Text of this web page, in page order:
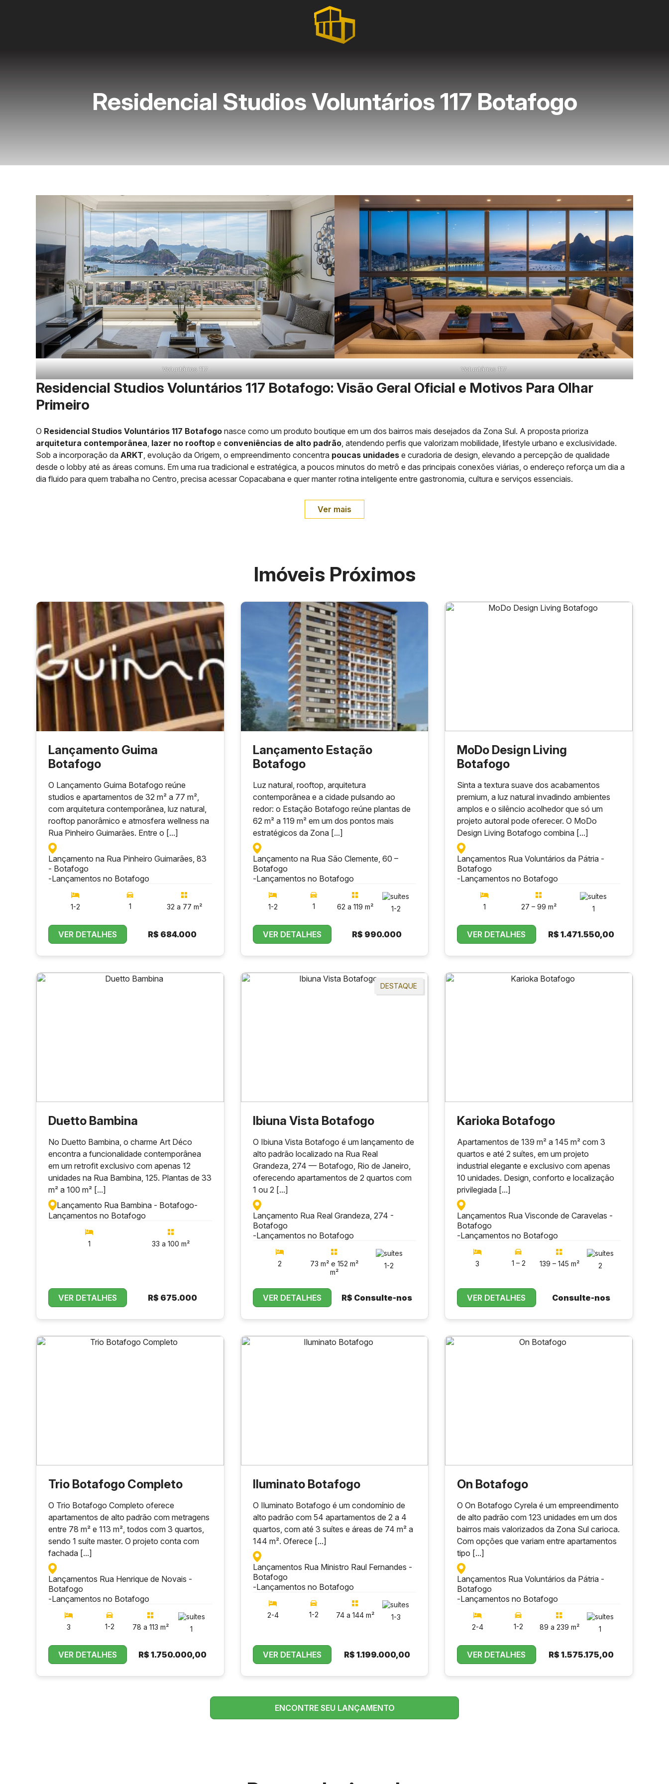
Residencial Studios Voluntários 117 Botafogo
Voluntários 117 Voluntários 117
Residencial Studios Voluntários 117 Botafogo: Visão Geral Oficial e Motivos Para Olhar
Primeiro
O Residencial Studios Voluntários 117 Botafogo nasce como um produto boutique em um dos bairros mais desejados da Zona Sul. A proposta prioriza
arquitetura contemporânea lazer no rooftop e conveniências de alto padrão , atendendo perfis que valorizam mobilidade, lifestyle urbano e exclusividade.
Sob a incorporação da ARKT , evolução da Origem, o empreendimento concentra poucas unidades e curadoria de design, elevando a percepção de qualidade
desde o lobby até as áreas comuns. Em uma rua tradicional e estratégica, a poucos minutos do metrô e das principais conexões viárias, o endereço reforça um dia a
dia fluido para quem trabalha no Centro, precisa acessar Copacabana e quer manter rotina inteligente entre gastronomia, cultura e serviços essenciais.
Ver mais
Imóveis Próximos
Lançamento Guima
Botafogo
O Lançamento Guima Botafogo reúne
studios e apartamentos de 32 m² a 77 m²,
com arquitetura contemporânea, luz natural,
rooftop panorâmico e atmosfera wellness na
Rua Pinheiro Guimarães. Entre o [...]
Lançamento na Rua Pinheiro Guimarães, 83
- Botafogo
-Lançamentos no Botafogo
1-2 1 32 a 77 m²
VER DETALHES R$ 684.000
Lançamento Estação
Botafogo
Luz natural, rooftop, arquitetura
contemporânea e a cidade pulsando ao
redor: o Estação Botafogo reúne plantas de
62 m² a 119 m² em um dos pontos mais
estratégicos da Zona [...]
Lançamento na Rua São Clemente, 60 –
Botafogo
-Lançamentos no Botafogo
1-2 1 62 a 119 m² 1-2
VER DETALHES R$ 990.000
MoDo Design Living
Botafogo
Sinta a textura suave dos acabamentos
premium, a luz natural invadindo ambientes
amplos e o silêncio acolhedor que só um
projeto autoral pode oferecer. O MoDo
Design Living Botafogo combina [...]
Lançamentos Rua Voluntários da Pátria -
Botafogo
-Lançamentos no Botafogo
1 27 – 99 m² 1
VER DETALHES R$1.471.550,00
Duetto Bambina
No Duetto Bambina, o charme Art Déco
encontra a funcionalidade contemporânea
em um retrofit exclusivo com apenas 12
unidades na Rua Bambina, 125. Plantas de 33
m² a 100 m² [...]
Lançamento Rua Bambina - Botafogo-
Lançamentos no Botafogo
1 33 a 100 m²
VER DETALHES R$ 675.000
DESTAQUE
Ibiuna Vista Botafogo
O Ibiuna Vista Botafogo é um lançamento de
alto padrão localizado na Rua Real
Grandeza, 274 — Botafogo, Rio de Janeiro,
oferecendo apartamentos de 2 quartos com
1 ou 2 [...]
Lançamento Rua Real Grandeza, 274 -
Botafogo
-Lançamentos no Botafogo
2
73 m² e 152 m²
m²
1-2
VER DETALHES R$ Consulte-nos
Karioka Botafogo
Apartamentos de 139 m² a 145 m² com 3
quartos e até 2 suítes, em um projeto
industrial elegante e exclusivo com apenas
10 unidades. Design, conforto e localização
privilegiada [...]
Lançamentos Rua Visconde de Caravelas -
Botafogo
-Lançamentos no Botafogo
3 1 – 2 139 – 145 m² 2
VER DETALHES Consulte-nos
Trio Botafogo Completo
O Trio Botafogo Completo oferece
apartamentos de alto padrão com metragens
entre 78 m² e 113 m², todos com 3 quartos,
sendo 1 suíte master. O projeto conta com
fachada [...]
Lançamentos Rua Henrique de Novais -
Botafogo
-Lançamentos no Botafogo
3 1-2 78 a 113 m² 1
VER DETALHES R$ 1.750.000,00
Iluminato Botafogo
O Iluminato Botafogo é um condomínio de
alto padrão com 54 apartamentos de 2 a 4
quartos, com até 3 suítes e áreas de 74 m² a
144 m². Oferece [...]
Lançamentos Rua Ministro Raul Fernandes -
Botafogo
-Lançamentos no Botafogo
2-4 1-2 74 a 144 m² 1-3
VER DETALHES R$ 1.199.000,00
On Botafogo
O On Botafogo Cyrela é um empreendimento
de alto padrão com 123 unidades em um dos
bairros mais valorizados da Zona Sul carioca.
Com opções que variam entre apartamentos
tipo [...]
Lançamentos Rua Voluntários da Pátria -
Botafogo
-Lançamentos no Botafogo
2-4 1-2 89 a 239 m² 1
VER DETALHES R$1.575.175,00
ENCONTRE SEU LANÇAMENTO